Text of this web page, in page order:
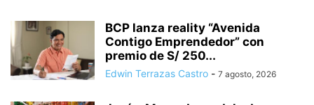
BCP lanza reality “Avenida
Contigo Emprendedor” con
premio de S/ 250...
Edwin Terrazas Castro - 7 agosto, 2026